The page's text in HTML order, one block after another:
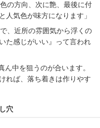
の方向、次に艶、最後に付
人気色が味方になります」
、近所の雰囲気から浮くの
た感じがいい』って言われ
ん中を狙うのが合います。
れば、落ち着きは作りやす
穴